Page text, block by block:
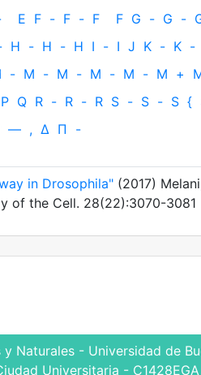
E F - F - F F G - G -
H - H - H I - I J K - K -
- M - M - M - M - M +
P Q R - R - R S - S - S {
— , Δ Π -
in Drosophila" (2017)
of the Cell. 28(22):3070-3081
Naturales - Universidad de
Universitaria -